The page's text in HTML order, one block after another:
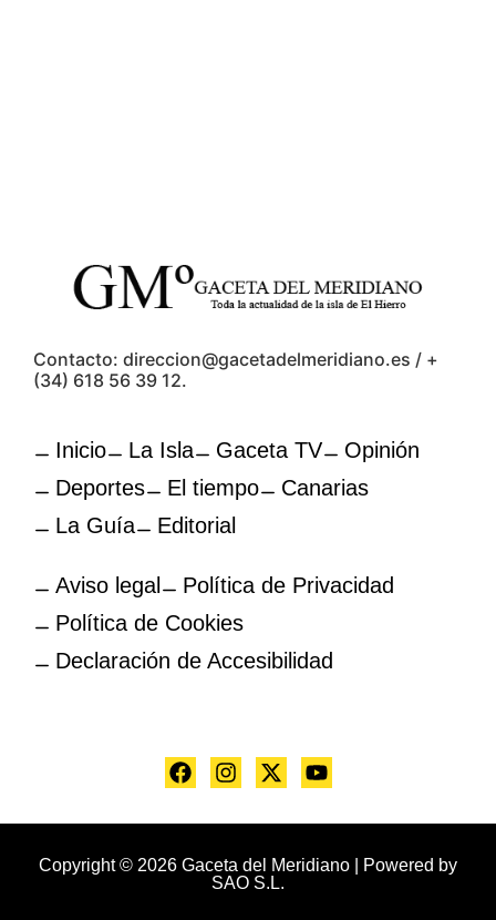
Contacto: direccion@gacetadelmeridiano.es / +
(34) 618 56 39 12.
Inicio La Isla Gaceta TV
Opinión
Deportes
El tiempo
Canarias
La Guía
Editorial
Aviso legal
Política de Privacidad
Política de Cookies
Declaración de Accesibilidad
Copyright © 2026 Gaceta del Meridiano | Powered by
SAO S.L.